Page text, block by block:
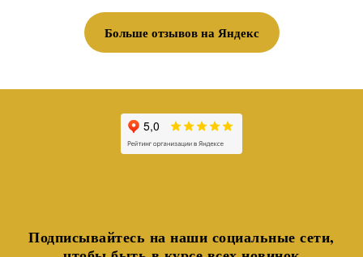
Больше отзывов на Яндекс
Подписывайтесь на наши социальные сети,